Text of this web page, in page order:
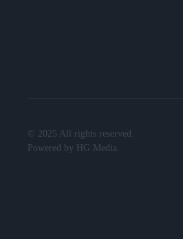
© 2025 All rights reserved.
Powered by
HG Media